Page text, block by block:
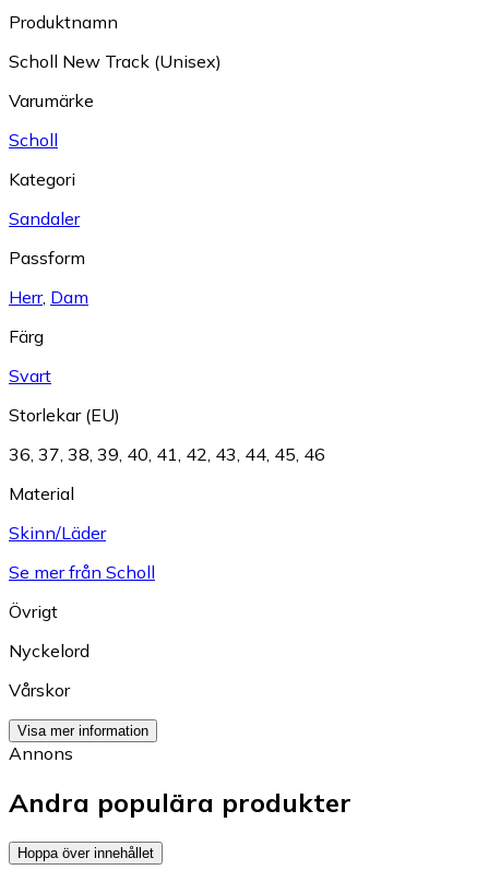
Produktnamn
Scholl New Track (Unisex)
Varumärke
Scholl
Kategori
Sandaler
Passform
Herr, Dam
Färg
Svart
Storlekar (EU)
36, 37, 38, 39, 40, 41, 42, 43, 44, 45, 46
Material
Skinn/Läder
Se mer från Scholl
Övrigt
Nyckelord
Vårskor
Visa mer information
Annons
Andra populära produkter
Hoppa över innehållet